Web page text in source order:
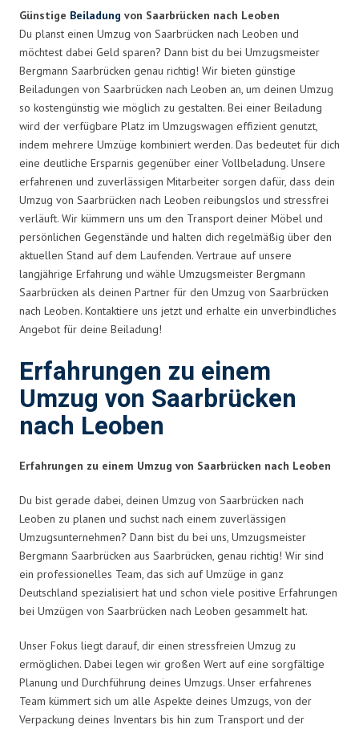
Günstige Beiladung von Saarbrücken nach Leoben
Du planst einen Umzug von Saarbrücken nach Leoben und
möchtest dabei Geld sparen? Dann bist du bei Umzugsmeister
Bergmann Saarbrücken genau richtig! Wir bieten günstige
Beiladungen von Saarbrücken nach Leoben an, um deinen Umzug
so kostengünstig wie möglich zu gestalten. Bei einer Beiladung
wird der verfügbare Platz im Umzugswagen effizient genutzt,
indem mehrere Umzüge kombiniert werden. Das bedeutet für dich
eine deutliche Ersparnis gegenüber einer Vollbeladung. Unsere
erfahrenen und zuverlässigen Mitarbeiter sorgen dafür, dass dein
Umzug von Saarbrücken nach Leoben reibungslos und stressfrei
verläuft. Wir kümmern uns um den Transport deiner Möbel und
persönlichen Gegenstände und halten dich regelmäßig über den
aktuellen Stand auf dem Laufenden. Vertraue auf unsere
langjährige Erfahrung und wähle Umzugsmeister Bergmann
Saarbrücken als deinen Partner für den Umzug von Saarbrücken
nach Leoben. Kontaktiere uns jetzt und erhalte ein unverbindliches
Angebot für deine Beiladung!
Erfahrungen zu einem
Umzug von Saarbrücken
nach Leoben
Erfahrungen zu einem Umzug von Saarbrücken nach Leoben
Du bist gerade dabei, deinen Umzug von Saarbrücken nach
Leoben zu planen und suchst nach einem zuverlässigen
Umzugsunternehmen? Dann bist du bei uns, Umzugsmeister
Bergmann Saarbrücken aus Saarbrücken, genau richtig! Wir sind
ein professionelles Team, das sich auf Umzüge in ganz
Deutschland spezialisiert hat und schon viele positive Erfahrungen
bei Umzügen von Saarbrücken nach Leoben gesammelt hat.
Unser Fokus liegt darauf, dir einen stressfreien Umzug zu
ermöglichen. Dabei legen wir großen Wert auf eine sorgfältige
Planung und Durchführung deines Umzugs. Unser erfahrenes
Team kümmert sich um alle Aspekte deines Umzugs, von der
Verpackung deines Inventars bis hin zum Transport und der